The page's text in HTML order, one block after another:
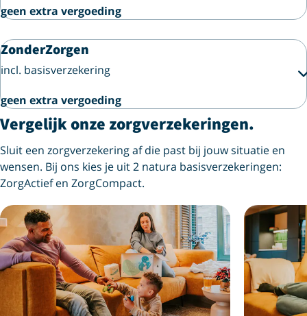
geen extra vergoeding
ZonderZorgen
incl. basisverzekering
geen extra vergoeding
Vergelijk onze zorgverzekeringen.
Sluit een zorgverzekering af die past bij jouw situatie en
wensen. Bij ons kies je uit 2 natura basisverzekeringen:
ZorgActief en ZorgCompact.